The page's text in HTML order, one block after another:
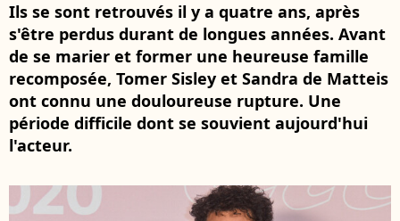
Ils se sont retrouvés il y a quatre ans, après
s'être perdus durant de longues années. Avant
de se marier et former une heureuse famille
recomposée, Tomer Sisley et Sandra de Matteis
ont connu une douloureuse rupture. Une
période difficile dont se souvient aujourd'hui
l'acteur.